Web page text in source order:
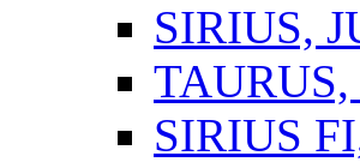
SIRIUS,
TAURUS,
SIRIUS